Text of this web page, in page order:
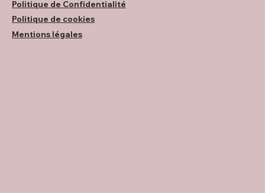
Politique de Confidentialité
Politique de cookies
Mentions légales